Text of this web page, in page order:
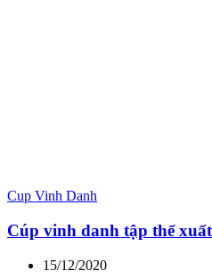
Cup Vinh Danh
Cúp vinh danh tập thể xuất
15/12/2020